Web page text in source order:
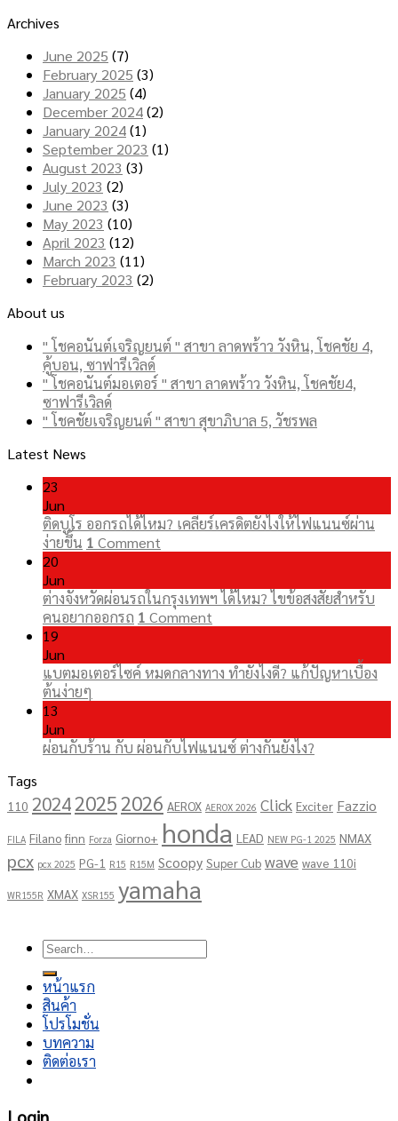
Archives
June 2025 (7)
February 2025 (3)
January 2025 (4)
December 2024(2)
January 2024(1)
September 2023 (1)
August 2023 (3)
July 2023 (2)
June 2023 (3)
May 2023 (10)
April 2023 (12)
March 2023 (11)
February 2023 (2)
About us
" โชคอนันต์เจริญยนต์ " สาขา ลาดพร้าว วังหิน, โชคชัย 4,
คู้บอน, ซาฟารีเวิลด์
" โชคอนันต์มอเตอร์ " สาขา ลาดพร้าว วังหิน, โชคชัย4,
ซาฟารีเวิลด์
" โชคชัยเจริญยนต์ " สาขา สุขาภิบาล 5, วัชรพล
Latest News
23
Jun
ติดบูโร ออกรถได้ไหม? เคลียร์เครดิตยังไงให้ไฟแนนซ์ผ่าน
ง่ายขึ้น 1 Comment
20
Jun
ต่างจังหวัดผ่อนรถในกรุงเทพฯ ได้ไหม? ไขข้อสงสัยสำหรับ
คนอยากออกรถ 1 Comment
19
Jun
แบตมอเตอร์ไซค์ หมดกลางทาง ทำยังไงดี? แก้ปัญหาเบื้อง
ต้นง่ายๆ
13
Jun
ผ่อนกับร้าน กับ ผ่อนกับไฟแนนซ์ ต่างกันยังไง?
Tags
110 202420252026 AEROX AEROX 2026 Click Exciter Fazzio
FILA Filano finn Forza Giorno+ honda LEAD NEW PG-1 2025 NMAX
pcx pcx 2025 PG-1 R15 R15M Scoopy Super Cub wave wave 110i
WR155R XMAX XSR155 yamaha
Search
for:
หน้าแรก
สินค้า
โปรโมชั่น
บทความ
ติดต่อเรา
Login